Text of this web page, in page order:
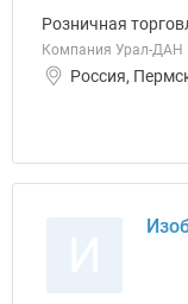
Розничная
Компания Урал-ДАН
Россия,